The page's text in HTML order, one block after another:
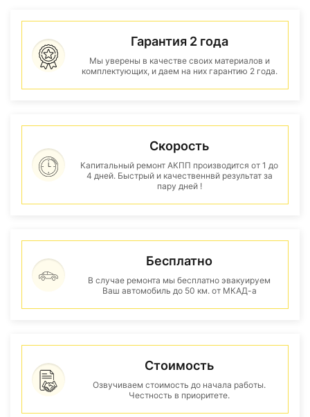
Гарантия 2 года
Мы уверены в качестве своих материалов и
комплектующих, и даем на них гарантию 2 года.
Скорость
Капитальный ремонт АКПП производится от 1 до
4 дней. Быстрый и качественнвй результат за
пару дней !
Бесплатно
В случае ремонта мы бесплатно эвакуируем
Ваш автомобиль до 50 км. от МКАД-а
Стоимость
Озвучиваем стоимость до начала работы.
Честность в приоритете.